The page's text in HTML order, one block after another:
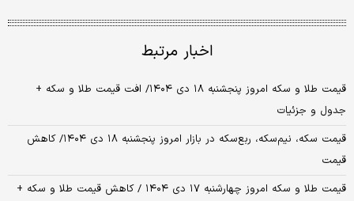
اخبار مرتبط
قیمت طلا و سکه امروز پنجشنبه ۱۸ دی ۱۴۰۴/ افت قیمت طلا و سکه +
جدول و جزئیات
قیمت سکه، نیم‌سکه، ربع‌سکه در بازار امروز پنجشنبه ۱۸ دی ۱۴۰۴/ کاهش
قیمت
قیمت طلا و سکه امروز چهارشنبه ۱۷ دی ۱۴۰۴ / کاهش قیمت طلا و سکه +